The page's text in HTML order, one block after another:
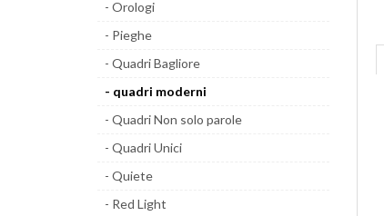
- Orologi
- Pieghe
- Quadri Bagliore
- quadri moderni
- Quadri Non solo parole
- Quadri Unici
- Quiete
- Red Light